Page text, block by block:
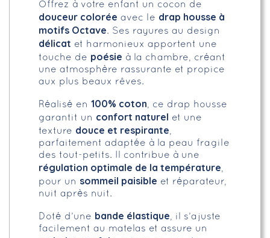
Offrez à votre enfant un cocon de
douceur colorée avec le drap housse à
motifs Octave. Ses rayures au design
délicat et harmonieux apportent une
touche de poésie à la chambre, créant
une atmosphère rassurante et propice
aux plus beaux rêves.
Réalisé en 100% coton, ce drap housse
garantit un confort naturel et une
texture douce et respirante,
parfaitement adaptée à la peau fragile
des tout-petits. Il contribue à une
régulation optimale de la température,
pour un sommeil paisible et réparateur,
nuit après nuit.
Doté d’une bande élastique, il s’ajuste
facilement au matelas et assure un